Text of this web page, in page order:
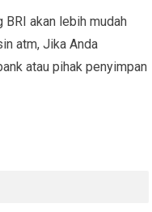
akan lebih mudah
atm, Jika Anda
atau pihak penyimpan